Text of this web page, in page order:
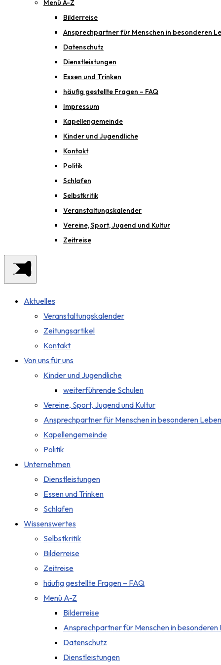
Menü A-Z
Bilderreise
Ansprechpartner für Menschen in besonderen
Datenschutz
Dienstleistungen
Essen und Trinken
häufig gestellte Fragen – FAQ
Impressum
Kapellengemeinde
Kinder und Jugendliche
Kontakt
Politik
Schlafen
Selbstkritik
Veranstaltungskalender
Vereine, Sport, Jugend und Kultur
Zeitreise
Aktuelles
Veranstaltungskalender
Zeitungsartikel
Kontakt
Von uns für uns
Kinder und Jugendliche
weiterführende Schulen
Vereine, Sport, Jugend und Kultur
Ansprechpartner für Menschen in besonderen
Kapellengemeinde
Politik
Unternehmen
Dienstleistungen
Essen und Trinken
Schlafen
Wissenswertes
Selbstkritik
Bilderreise
Zeitreise
häufig gestellte Fragen – FAQ
Menü A-Z
Bilderreise
Ansprechpartner für Menschen in
Datenschutz
Dienstleistungen